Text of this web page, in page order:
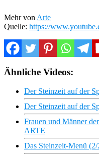
Mehr von Arte
Quelle: https://
Ähnliche Videos:
Der Steinzeit auf der
Der Steinzeit auf der
Frauen und Männer
ARTE
Das Steinzeit-Menü